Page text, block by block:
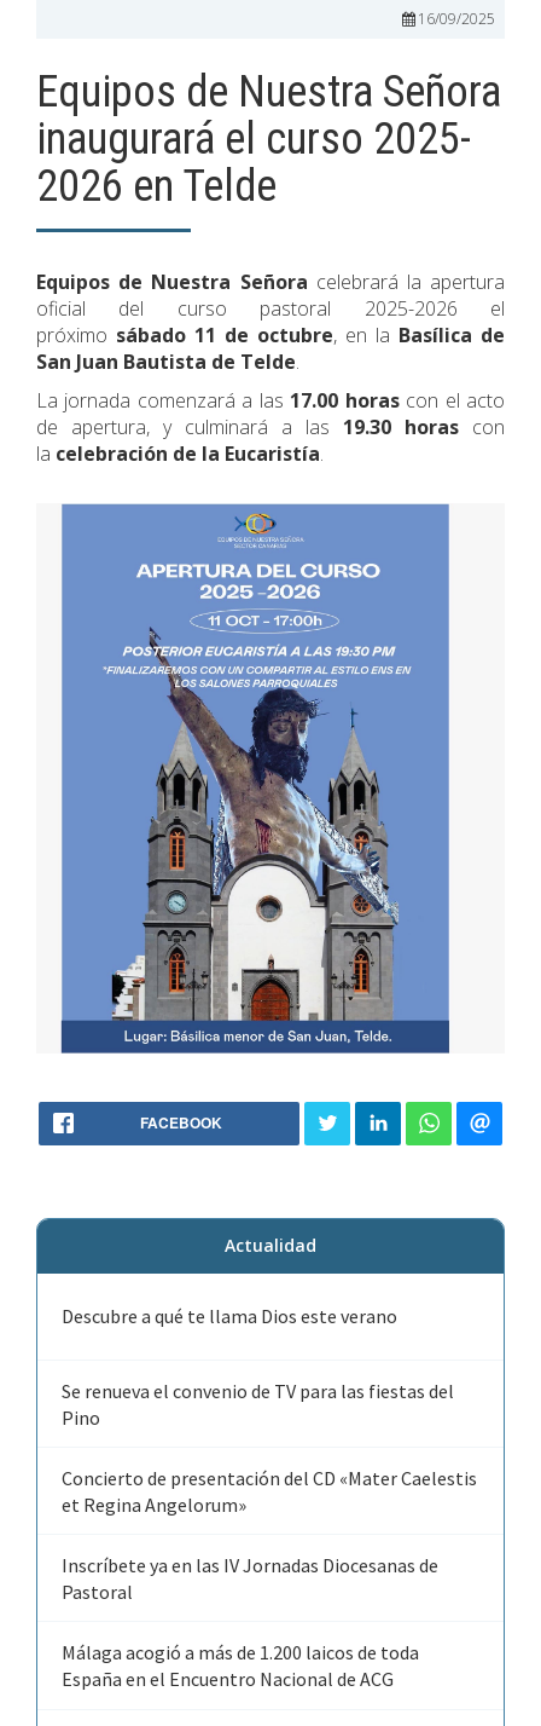
16/09/2025
Equipos de Nuestra Señora
inaugurará el curso 2025-
2026 en Telde
Equipos de Nuestra Señora celebrará la apertura
oficial del curso pastoral 2025-2026 el
próximo sábado 11 de octubre, en la Basílica de
San Juan Bautista de Telde.
La jornada comenzará a las 17.00 horascon el acto
de apertura, y culminará a las 19.30 horas con
la celebración de la Eucaristía.
FACEBOOK
Actualidad
Descubre a qué te llama Dios este verano
Se renueva el convenio de TV para las fiestas del
Pino
Concierto de presentación del CD «Mater Caelestis
et Regina Angelorum»
Inscríbete ya en las IV Jornadas Diocesanas de
Pastoral
Málaga acogió a más de 1.200 laicos de toda
España en el Encuentro Nacional de ACG